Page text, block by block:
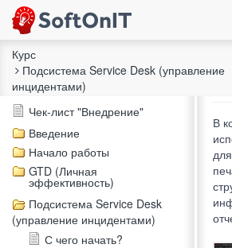
Курс
Подсистема Service Desk (управление
инцидентами)
Описание курса
Чек-лист "Внедрение"
Введение
Начало работы
GTD (Личная
эффективность)
Подсистема Service Desk
(управление инцидентами)
С чего начать?
В